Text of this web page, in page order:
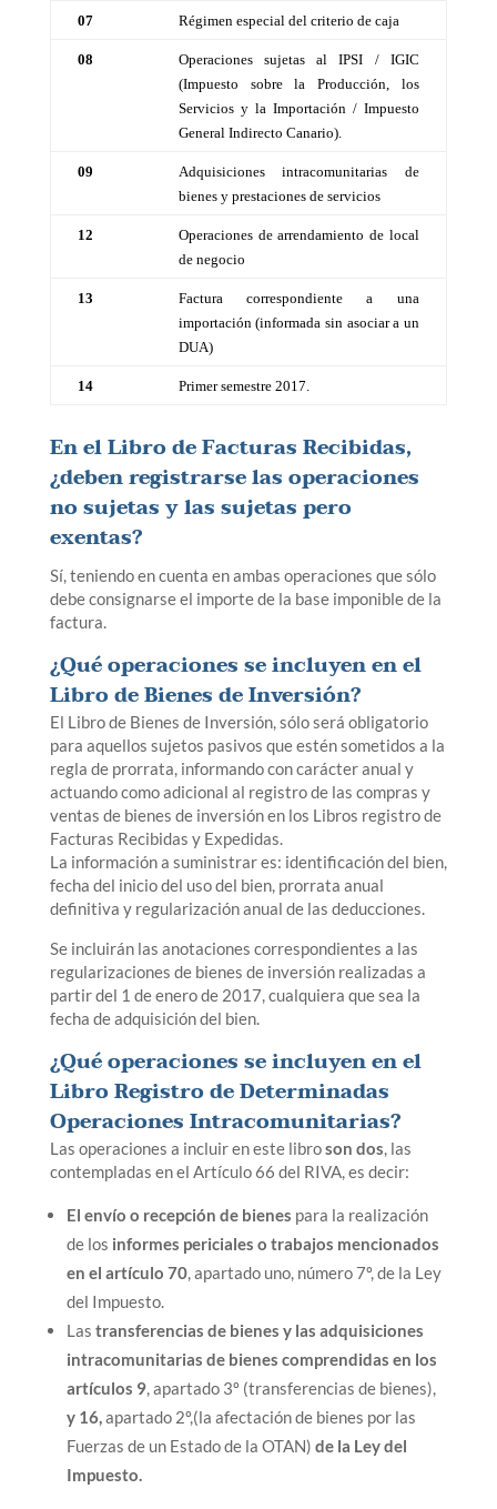
07 Régimen especial del criterio de caja
08
Operaciones sujetas al IPSI / IGIC
(Impuesto sobre la Producción, los
Servicios y la Importación / Impuesto
General Indirecto Canario).
09
Adquisiciones intracomunitarias de
bienes y prestaciones de servicios
12
Operaciones de arrendamiento de local
de negocio
13
Factura correspondiente a una
importación (informada sin asociar a un
DUA)
14 Primer semestre 2017.
En el Libro de Facturas Recibidas,
¿deben registrarse las operaciones
no sujetas y las sujetas pero
exentas?
Sí, teniendo en cuenta en ambas operaciones que sólo
debe consignarse el importe de la base imponible de la
factura.
¿Qué operaciones se incluyen en el
Libro de Bienes de Inversión?
El Libro de Bienes de Inversión, sólo será obligatorio
para aquellos sujetos pasivos que estén sometidos a la
regla de prorrata, informando con carácter anual y
actuando como adicional al registro de las compras y
ventas de bienes de inversión en los Libros registro de
Facturas Recibidas y Expedidas.
La información a suministrar es: identificación del bien,
fecha del inicio del uso del bien, prorrata anual
definitiva y regularización anual de las deducciones.
Se incluirán las anotaciones correspondientes a las
regularizaciones de bienes de inversión realizadas a
partir del 1 de enero de 2017, cualquiera que sea la
fecha de adquisición del bien.
¿Qué operaciones se incluyen en el
Libro Registro de Determinadas
Operaciones Intracomunitarias?
Las operaciones a incluir en este libroson dos, las
contempladas en el Artículo 66 del RIVA, es decir:
El envío o recepción de bienes para la realización
de los informes periciales o trabajos mencionados
en el artículo 70, apartado uno, número 7º, de la Ley
del Impuesto.
Las transferencias de bienes y las adquisiciones
intracomunitarias de bienes comprendidas en los
artículos 9, apartado 3º (transferencias de bienes),
y 16,apartado 2º,(la afectación de bienes por las
Fuerzas de un Estado de la OTAN) de la Ley del
Impuesto.